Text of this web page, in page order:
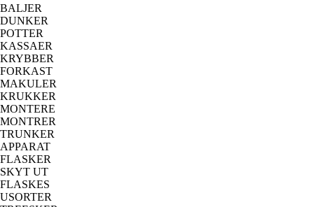
BALJER
DUNKER
POTTER
KASSAER
KRYBBER
FORKAST
MAKULER
KRUKKER
MONTERE
MONTRER
TRUNKER
APPARAT
FLASKER
SKYT UT
FLASKES
USORTER